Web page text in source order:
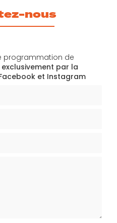
nous
programmation de
exclusivement par la
et Instagram